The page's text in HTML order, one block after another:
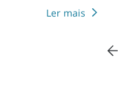
Ler mais